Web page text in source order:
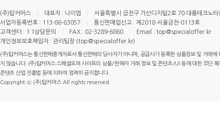
(주)탑커머스 대표자 : 나이엽
서울특별시 금천구 가산디지털2로 70 대륭테크노
사업자등록번호 : 113-86-63057
통신판매업신고 : 제2018-서울금천-0113호
고객센터 : 1:1상담문의
FAX : 02-3289-6860
Email : top@specialoffer.kr
개인정보보호책임자 : 관리팀장 (top@specialoffer.kr)
(주)탑커머스는 통신판매중개자로서 통신판매의 당사자가 아니며, 공급사가 등록한 상품정보 및 거래
지 않습니다. (주)탑커머스 스페셜오퍼 사이트의 상품/판매자 거래 정보 및 콘텐츠/UI 등에 대한 무단
콘텐츠 산업 진흥법 등에 의하여 엄격히 금지합니다.
Copyright ⓒ (주)탑커머스 All rights reserved.